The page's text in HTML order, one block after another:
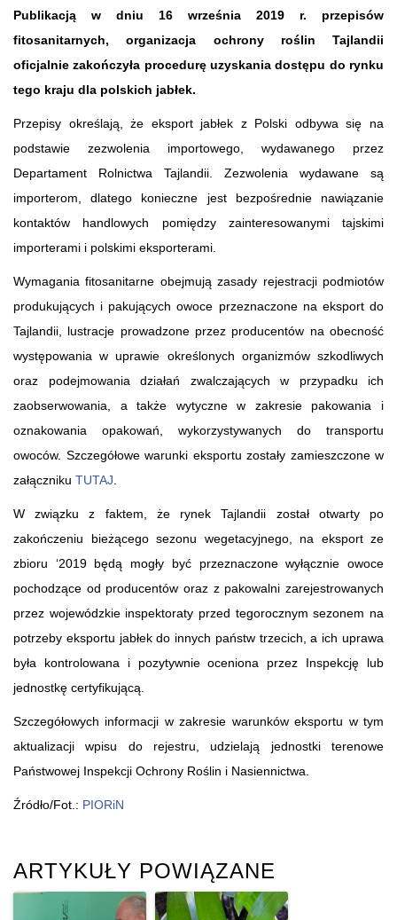
Publikacją w dniu 16 września 2019 r. przepisów
fitosanitarnych, organizacja ochrony roślin Tajlandii
oficjalnie zakończyła procedurę uzyskania dostępu do rynku
tego kraju dla polskich jabłek.
Przepisy określają, że eksport jabłek z Polski odbywa się na
podstawie zezwolenia importowego, wydawanego przez
Departament Rolnictwa Tajlandii. Zezwolenia wydawane są
importerom, dlatego konieczne jest bezpośrednie nawiązanie
kontaktów handlowych pomiędzy zainteresowanymi tajskimi
importerami i polskimi eksporterami.
Wymagania fitosanitarne obejmują zasady rejestracji podmiotów
produkujących i pakujących owoce przeznaczone na eksport do
Tajlandii, lustracje prowadzone przez producentów na obecność
występowania w uprawie określonych organizmów szkodliwych
oraz podejmowania działań zwalczających w przypadku ich
zaobserwowania, a także wytyczne w zakresie pakowania i
oznakowania opakowań, wykorzystywanych do transportu
owoców. Szczegółowe warunki eksportu zostały zamieszczone w
załączniku TUTAJ
W związku z faktem, że rynek Tajlandii został otwarty po
zakończeniu bieżącego sezonu wegetacyjnego, na eksport ze
zbioru ‘2019 będą mogły być przeznaczone wyłącznie owoce
pochodzące od producentów oraz z pakowalni zarejestrowanych
przez wojewódzkie inspektoraty przed tegorocznym sezonem na
potrzeby eksportu jabłek do innych państw trzecich, a ich uprawa
była kontrolowana i pozytywnie oceniona przez Inspekcję lub
jednostkę certyfikującą.
Szczegółowych informacji w zakresie warunków eksportu w tym
aktualizacji wpisu do rejestru, udzielają jednostki terenowe
Państwowej Inspekcji Ochrony Roślin i Nasiennictwa.
Źródło/Fot.: PIORiN
ARTYKUŁY POWIĄZANE